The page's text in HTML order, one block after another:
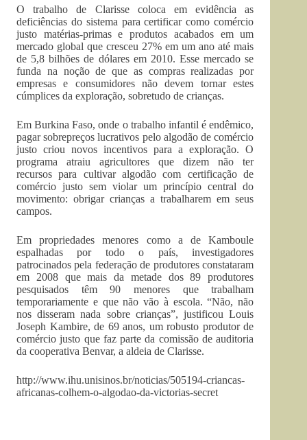
O trabalho de Clarisse coloca em evidência as
deficiências do sistema para certificar como comércio
justo matérias-primas e produtos acabados em um
mercado global que cresceu 27% em um ano até mais
de 5,8 bilhões de dólares em 2010. Esse mercado se
funda na noção de que as compras realizadas por
empresas e consumidores não devem tornar estes
cúmplices da exploração, sobretudo de crianças.
Em Burkina Faso, onde o trabalho infantil é endêmico,
pagar sobrepreços lucrativos pelo algodão de comércio
justo criou novos incentivos para a exploração. O
programa atraiu agricultores que dizem não ter
recursos para cultivar algodão com certificação de
comércio justo sem violar um princípio central do
movimento: obrigar crianças a trabalharem em seus
campos.
Em propriedades menores como a de Kamboule
espalhadas por todo o país, investigadores
patrocinados pela federação de produtores constataram
em 2008 que mais da metade dos 89 produtores
pesquisados têm 90 menores que trabalham
temporariamente e que não vão à escola. “Não, não
nos disseram nada sobre crianças”, justificou Louis
Joseph Kambire, de 69 anos, um robusto produtor de
comércio justo que faz parte da comissão de auditoria
da cooperativa Benvar, a aldeia de Clarisse.
http://www.ihu.unisinos.br/noticias/505194-criancas-
africanas-colhem-o-algodao-da-victorias-secret